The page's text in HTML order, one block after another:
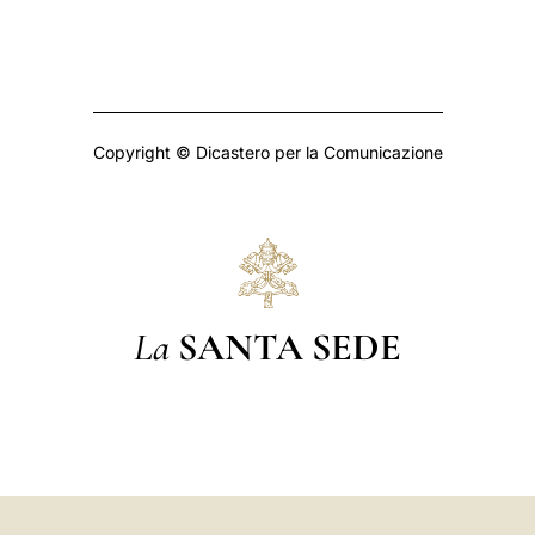
Copyright © Dicastero per la Comunicazione
La SANTA SEDE